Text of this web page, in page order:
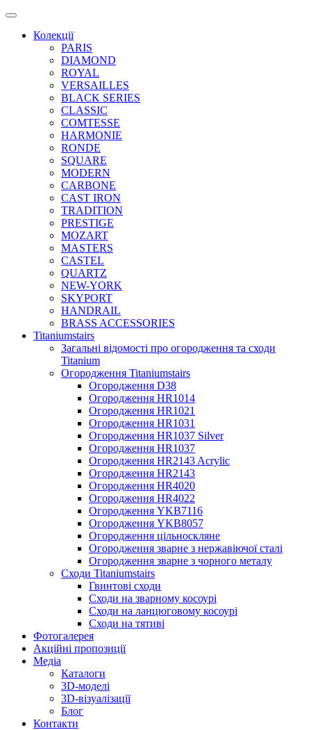
Колекції
PARIS
DIAMOND
ROYAL
VERSAILLES
BLACK SERIES
CLASSIC
COMTESSE
HARMONIE
RONDE
SQUARE
MODERN
CARBONE
CAST IRON
TRADITION
PRESTIGE
MOZART
MASTERS
CASTEL
QUARTZ
NEW-YORK
SKYPORT
HANDRAIL
BRASS ACCESSORIES
Titaniumstairs
Загальні відомості про огородження та сходи
Titanium
Огородження Titaniumstairs
Огородження D38
Огородження HR1014
Огородження HR1021
Огородження HR1031
Огородження HR1037 Silver
Огородження HR1037
Огородження HR2143 Acrylic
Огородження HR2143
Огородження HR4020
Огородження HR4022
Огородження YKB7116
Огородження YKB8057
Огородження цільноскляне
Огородження зварне з нержавіючої сталі
Огородження зварне з чорного металу
Сходи Titaniumstairs
Гвинтові сходи
Cходи на зварному косоурі
Сходи на ланцюговому косоурі
Cходи на тятиві
Фотогалерея
Акційні пропозиції
Медіа
Каталоги
3D-моделі
3D-візуалізації
Блог
Контакти